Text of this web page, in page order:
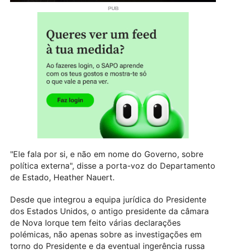
"Ele fala por si, e não em nome do Governo, sobre
política externa", disse a porta-voz do Departamento
de Estado, Heather Nauert.
Desde que integrou a equipa jurídica do Presidente
dos Estados Unidos, o antigo presidente da câmara
de Nova Iorque tem feito várias declarações
polémicas, não apenas sobre as investigações em
torno do Presidente e da eventual ingerência russa